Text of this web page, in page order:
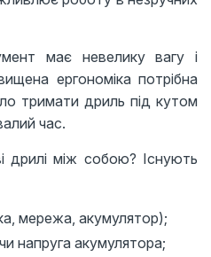
має невелику вагу і
ергономіка потрібна
тримати дриль під кутом
час.
дрилі між собою? Існують
мережа, акумулятор);
напруга акумулятора;